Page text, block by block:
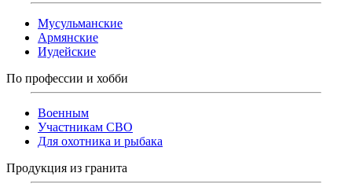
Мусульманские
Армянские
Иудейские
По профессии и хобби
Военным
Участникам СВО
Для охотника и рыбака
Продукция из гранита